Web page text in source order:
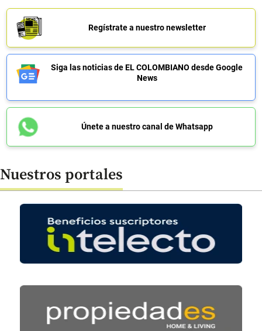
Regístrate a nuestro newsletter
Siga las noticias de EL COLOMBIANO desde Google
News
Únete a nuestro canal de Whatsapp
Nuestros portales